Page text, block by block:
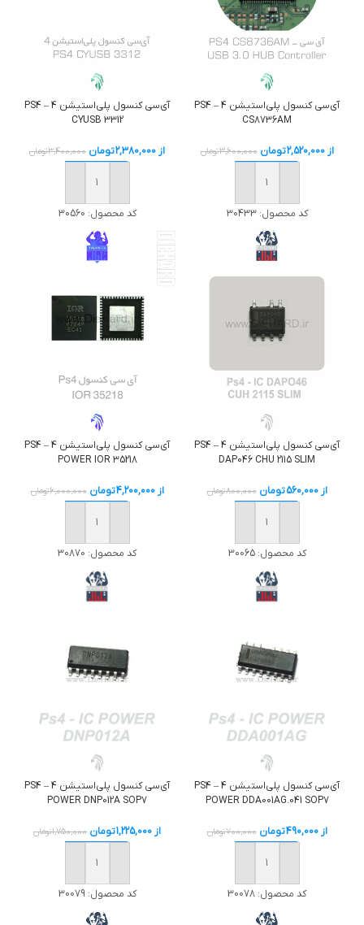
آی‌سی کنسول پلی‌استیشن 4 – PS4
CS8736AM
از2,520,000تومان 3,600,000تومان
خرید
کد محصول:30433
آی‌سی کنسول پلی‌استیشن 4 – PS4
CYUSB 3312
از 2,380,000تومان 3,400,000تومان
خرید
کد محصول: 30560
آی‌سی کنسول پلی‌استیشن 4 – PS4
DAP046 CHU 2115 SLIM
از560,000تومان 800,000تومان
خرید
کد محصول:30065
آی‌سی کنسول پلی‌استیشن 4 – PS4
POWER IOR 35218
از4,200,000تومان 6,000,000تومان
خرید
کد محصول: 30870
آی‌سی کنسول پلی‌استیشن 4 – PS4
POWER DDA001AG.041 SOP7
از490,000تومان 700,000تومان
خرید
کد محصول: 30078
آی‌سی کنسول پلی‌استیشن 4 – PS4
POWER DNP012A SOP7
از1,225,000تومان 1,750,000تومان
خرید
کد محصول:30079